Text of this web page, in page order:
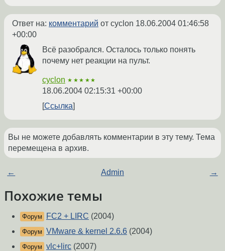
Ответ на: комментарий от cyclon 18.06.2004 01:46:58
+00:00
Всё разобрался. Осталось только понять
почему нет реакции на пульт.
cyclon ★★★★★
18.06.2004 02:15:31 +00:00
Ссылка
Вы не можете добавлять комментарии в эту тему. Тема
перемещена в архив.
← Admin →
Похожие темы
Форум FC2 + LIRC (2004)
Форум VMware & kernel 2.6.6 (2004)
Форум vlc+lirc (2007)